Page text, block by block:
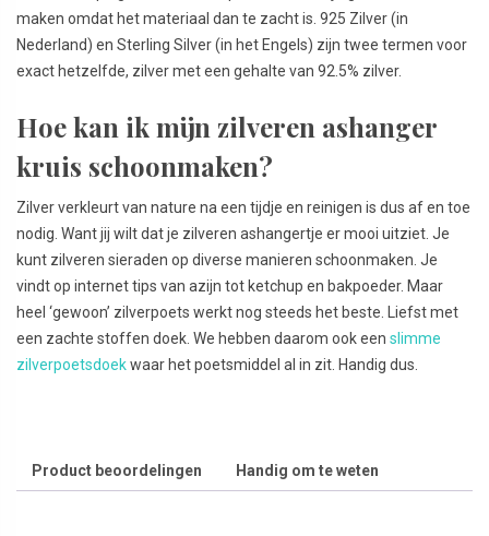
maken omdat het materiaal dan te zacht is. 925 Zilver (in
Nederland) en Sterling Silver (in het Engels) zijn twee termen voor
exact hetzelfde, zilver met een gehalte van 92.5% zilver.
Hoe kan ik mijn zilveren ashanger
kruis schoonmaken?
Zilver verkleurt van nature na een tijdje en reinigen is dus af en toe
nodig. Want jij wilt dat je zilveren ashangertje er mooi uitziet. Je
kunt zilveren sieraden op diverse manieren schoonmaken. Je
vindt op internet tips van azijn tot ketchup en bakpoeder. Maar
heel ‘gewoon’ zilverpoets werkt nog steeds het beste. Liefst met
een zachte stoffen doek. We hebben daarom ook een slimme
zilverpoetsdoekwaar het poetsmiddel al in zit. Handig dus.
Product beoordelingen Handig om te weten